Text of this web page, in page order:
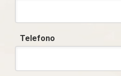
Telefono